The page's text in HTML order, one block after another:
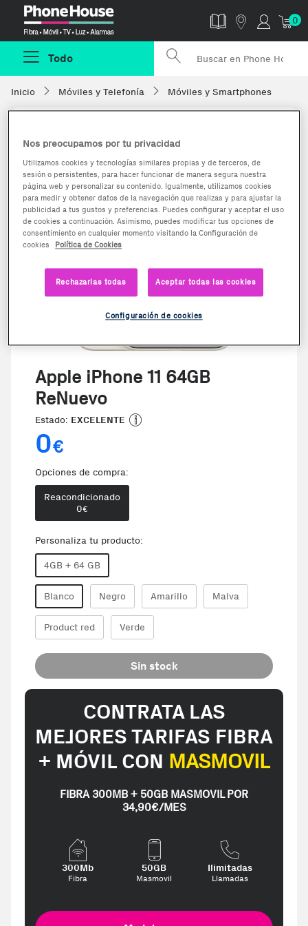
0
Todo
Inicio Móviles y Telefonía Móviles y Smartphones
Apple iPhone 11 64GB
ReNuevo
Estado: EXCELENTE
0€
Opciones de compra:
Reacondicionado
0€
Personaliza tu producto:
4GB + 64 GB
Blanco Negro Amarillo Malva
Product red Verde
Sin stock
CONTRATA LAS
MEJORES TARIFAS FIBRA
+ MÓVIL CON MASMOVIL
FIBRA 300MB + 50GB MASMOVIL POR
34,90€/MES
300Mb
Fibra
50GB
Masmovil
Ilimitadas
Llamadas
Nos preocupamos por tu privacidad
Utilizamos cookies y tecnologías similares propias y de terceros, de
sesión o persistentes, para hacer funcionar de manera segura nuestra
página web y personalizar su contenido. Igualmente, utilizamos cookies
para medir y obtener datos de la navegación que realizas y para ajustar la
publicidad a tus gustos y preferencias. Puedes configurar y aceptar el uso
de cookies a continuación. Asimismo, puedes modificar tus opciones de
consentimiento en cualquier momento visitando la Configuración de
cookies
Política de Cookies
Rechazarlas todas Aceptar todas las cookies
Configuración de cookies